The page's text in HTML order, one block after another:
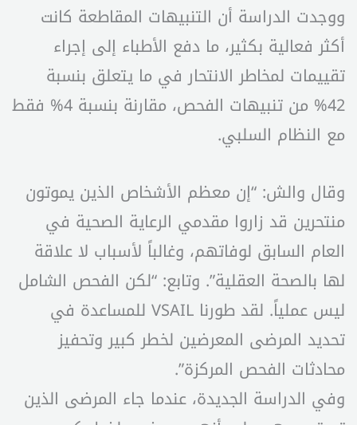
ووجدت الدراسة أن التنبيهات المقاطعة كانت
أكثر فعالية بكثير، ما دفع الأطباء إلى إجراء
تقييمات لمخاطر الانتحار في ما يتعلق بنسبة
42% من تنبيهات الفحص، مقارنة بنسبة 4% فقط
مع النظام السلبي.
وقال والش: “إن معظم الأشخاص الذين يموتون
منتحرين قد زاروا مقدمي الرعاية الصحية في
العام السابق لوفاتهم، وغالباً لأسباب لا علاقة
لها بالصحة العقلية”. وتابع: “لكن الفحص الشامل
ليس عملياً. لقد طورنا VSAIL للمساعدة في
تحديد المرضى المعرضين لخطر كبير وتحفيز
محادثات الفحص المركزة”.
وفي الدراسة الجديدة، عندما جاء المرضى الذين